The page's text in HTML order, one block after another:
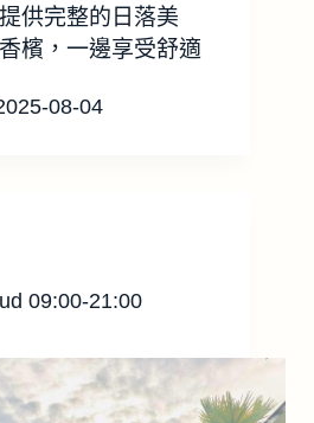
供完整的日落美
檳，一邊享受舒適
08-04
09:00-21:00